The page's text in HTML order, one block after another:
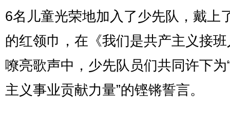
6名儿童光荣地加入了少先队，戴上
的红领巾，在《我们是共产主义接
嘹亮歌声中，少先队员们共同许下为
主义事业贡献力量”的铿锵誓言。